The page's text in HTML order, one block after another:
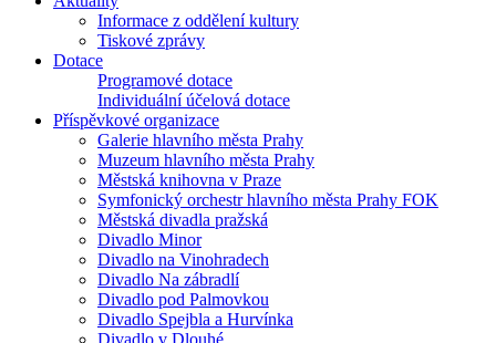
Informace z oddělení kultury
Tiskové zprávy
Dotace
Programové dotace
Individuální účelová dotace
Příspěvkové organizace
Galerie hlavního města Prahy
Muzeum hlavního města Prahy
Městská knihovna v Praze
Symfonický orchestr hlavního města Prahy FOK
Městská divadla pražská
Divadlo Minor
Divadlo na Vinohradech
Divadlo Na zábradlí
Divadlo pod Palmovkou
Divadlo Spejbla a Hurvínka
Divadlo v Dlouhé